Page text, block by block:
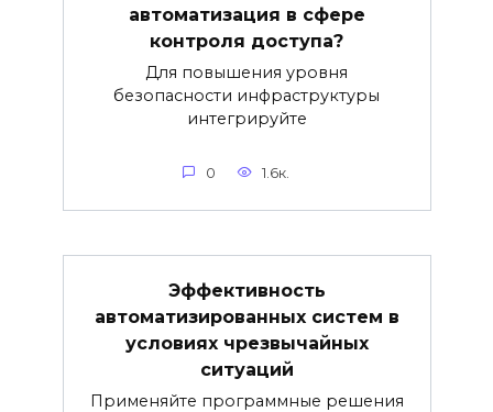
автоматизация в сфере
контроля доступа?
Для повышения уровня
безопасности инфраструктуры
интегрируйте
0 1.6к.
Эффективность
автоматизированных систем в
условиях чрезвычайных
ситуаций
Применяйте программные решения